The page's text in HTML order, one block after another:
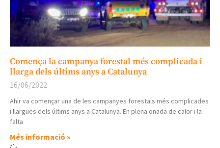
Comença la campanya forestal més complicada i
llarga dels últims anys a Catalunya
16/06/2022
Ahir va començar una de les campanyes forestals més complicades
i llargues dels últims anys a Catalunya. En plena onada de calor i la
falta
Més informació »